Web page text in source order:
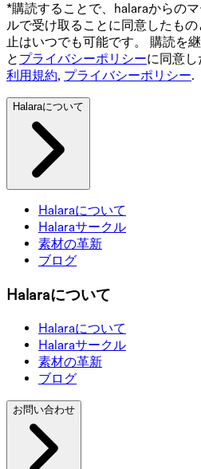
*購読することで、halaraからの
ルで受け取ることに同意したも
止はいつでも可能です。 購読を継
と プライバシーポリシーに同意し
利用規約, プライバシーポリシー.
Halaraについて
Halaraについて
Halaraサークル
素材の革新
ブログ
Halaraについて
Halaraについて
Halaraサークル
素材の革新
ブログ
お問い合わせ